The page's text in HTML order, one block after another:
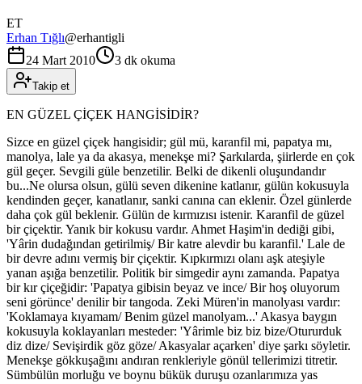
ET
Erhan Tığlı@erhantigli
24 Mart 2010
3 dk okuma
Takip et
EN GÜZEL ÇİÇEK HANGİSİDİR?
Sizce en güzel çiçek hangisidir; gül mü, karanfil mi, papatya mı,
manolya, lale ya da akasya, menekşe mi? Şarkılarda, şiirlerde en çok
gül geçer. Sevgili güle benzetilir. Belki de dikenli oluşundandır
bu...Ne olursa olsun, gülü seven dikenine katlanır, gülün kokusuyla
kendinden geçer, kanatlanır, sanki canına can eklenir. Özel günlerde
daha çok gül beklenir. Gülün de kırmızısı istenir. Karanfil de güzel
bir çiçektir. Yanık bir kokusu vardır. Ahmet Haşim'in dediği gibi,
'Yârin dudağından getirilmiş/ Bir katre alevdir bu karanfil.' Lale de
bir devre adını vermiş bir çiçektir. Kıpkırmızı olanı aşk ateşiyle
yanan aşığa benzetilir. Politik bir simgedir aynı zamanda. Papatya
bir kır çiçeğidir: 'Papatya gibisin beyaz ve ince/ Bir hoş oluyorum
seni görünce' denilir bir tangoda. Zeki Müren'in manolyası vardır:
'Koklamaya kıyamam/ Benim güzel manolyam...' Akasya baygın
kokusuyla koklayanları mesteder: 'Yârimle biz biz bize/Otururduk
diz dize/ Sevişirdik göz göze/ Akasyalar açarken' diye şarkı söyletir.
Menekşe gökkuşağını andıran renkleriyle gönül tellerimizi titretir.
Sümbülün morluğu ve boynu bükük duruşu ozanlarımıza yas